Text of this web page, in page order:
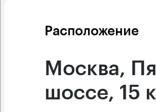
Расположение
Москва,
шоссе, 15